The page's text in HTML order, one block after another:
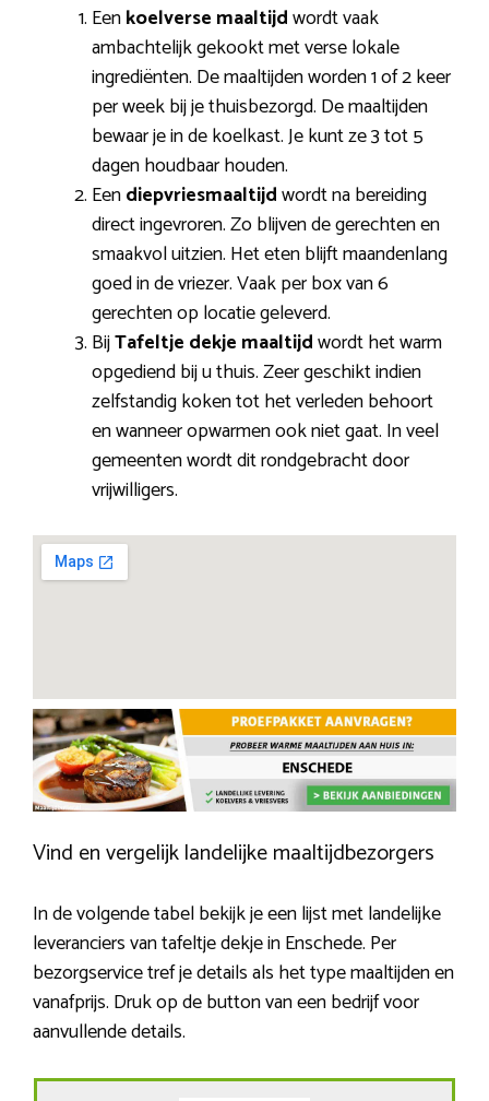
Eenkoelverse maaltijdwordt vaak
ambachtelijk gekookt met verse lokale
ingrediënten. De maaltijden worden 1 of 2 keer
per week bij je thuisbezorgd. De maaltijden
bewaar je in de koelkast. Je kunt ze 3 tot 5
dagen houdbaar houden.
Eendiepvriesmaaltijdwordt na bereiding
direct ingevroren. Zo blijven de gerechten en
smaakvol uitzien. Het eten blijft maandenlang
goed in de vriezer. Vaak per box van 6
gerechten op locatie geleverd.
BijTafeltje dekje maaltijdwordt het warm
opgediend bij u thuis. Zeer geschikt indien
zelfstandig koken tot het verleden behoort
en wanneer opwarmen ook niet gaat. In veel
gemeenten wordt dit rondgebracht door
vrijwilligers.
Vind en vergelijk landelijke maaltijdbezorgers
In de volgende tabel bekijk je een lijst met landelijke
leveranciers van tafeltje dekje in Enschede. Per
bezorgservice tref je details als het type maaltijden en
vanafprijs. Druk op de button van een bedrijf voor
aanvullende details.